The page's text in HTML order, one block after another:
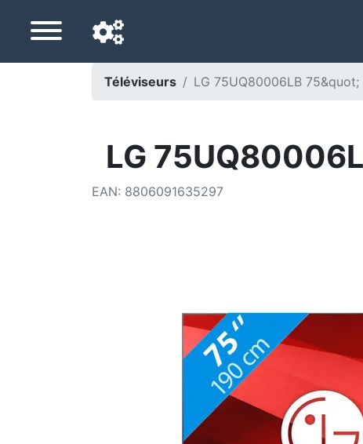
Pays de livraison
Téléviseurs LG 75UQ80006LB
LG
EAN: 8806091635297